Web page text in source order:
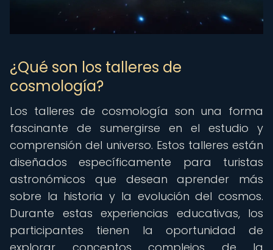
¿Qué son los talleres de
cosmología?
Los talleres de cosmología son una forma
fascinante de sumergirse en el estudio y
comprensión del universo. Estos talleres están
diseñados específicamente para turistas
astronómicos que desean aprender más
sobre la historia y la evolución del cosmos.
Durante estas experiencias educativas, los
participantes tienen la oportunidad de